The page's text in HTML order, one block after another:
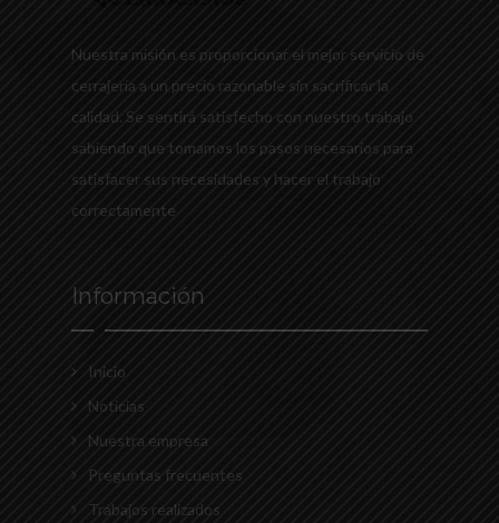
Nuestra misión es proporcionar el mejor servicio de
cerrajería a un precio razonable sin sacrificar la
calidad. Se sentirá satisfecho con nuestro trabajo
sabiendo que tomamos los pasos necesarios para
satisfacer sus necesidades y hacer el trabajo
correctamente
Información
Inicio
Noticias
Nuestra empresa
Preguntas frecuentes
Trabajos realizados